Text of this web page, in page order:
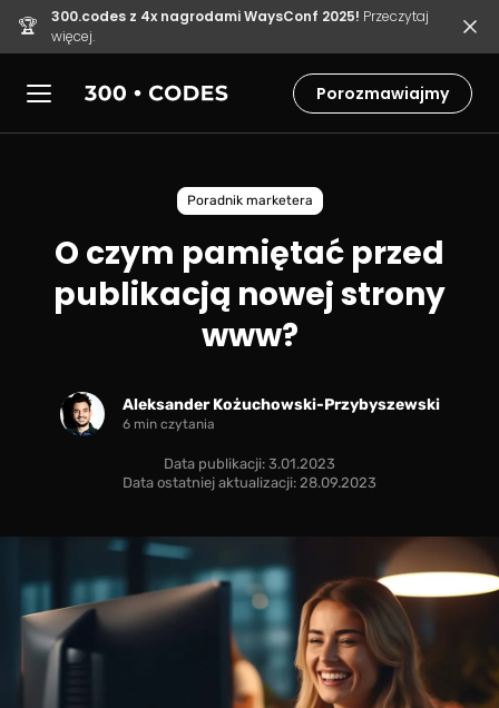
🏆 300.codes z 4x nagrodami WaysConf 2025! Przeczytaj
więcej.
Porozmawiajmy
Poradnik marketera
O czym pamiętać przed
publikacją nowej strony
www?
Aleksander Kożuchowski-Przybyszewski
6 min czytania
Data publikacji: 3.01.2023
Data ostatniej aktualizacji: 28.09.2023